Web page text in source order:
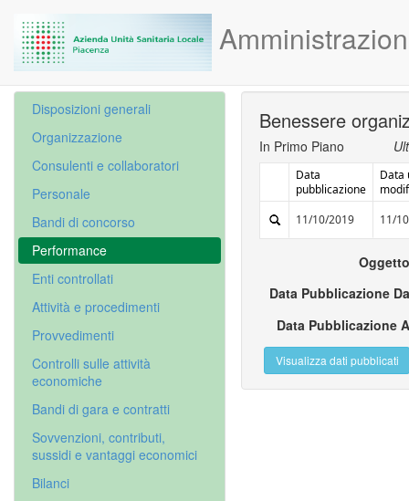
Disposizioni generali
Organizzazione
Consulenti e collaboratori
Personale
Bandi di concorso
Performance
Enti controllati
Attività e procedimenti
Provvedimenti
Controlli sulle attività
economiche
Bandi di gara e contratti
Sovvenzioni, contributi,
sussidi e vantaggi economici
Bilanci
Benessere
In Primo Piano
Data
pubblicazione
Data
11/10/2019
11/
Data Pubblicazione
Data Pubblicazione